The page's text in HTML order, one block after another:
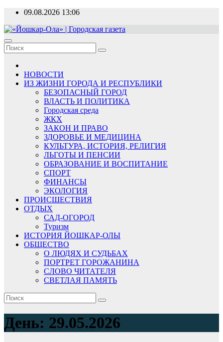
Перейти
содержимому
09.08.2026 13:06
«Йошкар-Ола» | Городская газета
Новости, события, люди
НОВОСТИ
ИЗ ЖИЗНИ ГОРОДА И РЕСПУБЛИКИ
БЕЗОПАСНЫЙ ГОРОД
ВЛАСТЬ И ПОЛИТИКА
Городская среда
ЖКХ
ЗАКОН И ПРАВО
ЗДОРОВЬЕ И МЕДИЦИНА
КУЛЬТУРА, ИСТОРИЯ, РЕЛИГИЯ
ЛЬГОТЫ И ПЕНСИИ
ОБРАЗОВАНИЕ И ВОСПИТАНИЕ
СПОРТ
ФИНАНСЫ
ЭКОЛОГИЯ
ПРОИСШЕСТВИЯ
ОТДЫХ
САД-ОГОРОД
Туризм
ИСТОРИЯ ЙОШКАР-ОЛЫ
ОБЩЕСТВО
О ЛЮДЯХ И СУДЬБАХ
ПОРТРЕТ ГОРОЖАНИНА
СЛОВО ЧИТАТЕЛЯ
СВЕТЛАЯ ПАМЯТЬ
День: 29.05.2026